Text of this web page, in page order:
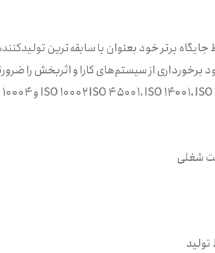
برتر خود بعنوان با سابقه‌ترین
برخورداری از سیستم‌های کارا و اثربخش را
شغلی